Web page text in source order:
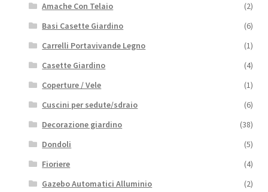
Amache Con Telaio
(2)
Basi Casette Giardino
(6)
Carrelli Portavivande Legno
(1)
Casette Giardino
(4)
Coperture / Vele
(1)
Cuscini per sedute/sdraio
(6)
Decorazione giardino
(38)
Dondoli
(5)
Fioriere
(4)
Gazebo Automatici Alluminio
(2)